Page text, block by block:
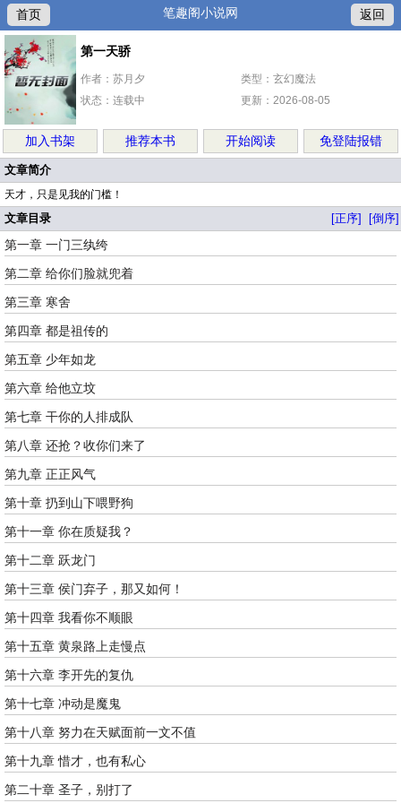
首页 笔趣阁小说网 返回
第一天骄
作者：苏月夕
类型：玄幻魔法
状态：连载中
更新：2026-08-05
加入书架 推荐本书 开始阅读 免登陆报错
文章简介
天才，只是见我的门槛！
文章目录 [正序] [倒序]
第一章 一门三纨绔
第二章 给你们脸就兜着
第三章 寒舍
第四章 都是祖传的
第五章 少年如龙
第六章 给他立坟
第七章 干你的人排成队
第八章 还抢？收你们来了
第九章 正正风气
第十章 扔到山下喂野狗
第十一章 你在质疑我？
第十二章 跃龙门
第十三章 侯门弃子，那又如何！
第十四章 我看你不顺眼
第十五章 黄泉路上走慢点
第十六章 李开先的复仇
第十七章 冲动是魔鬼
第十八章 努力在天赋面前一文不值
第十九章 惜才，也有私心
第二十章 圣子，别打了